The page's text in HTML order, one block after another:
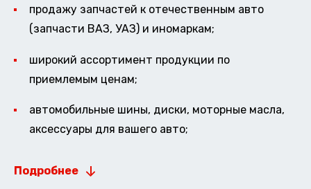
продажу запчастей к отечественным авто
(запчасти ВАЗ, УАЗ) и иномаркам;
широкий ассортимент продукции по
приемлемым ценам;
автомобильные шины, диски, моторные масла,
аксессуары для вашего авто;
Подробнее